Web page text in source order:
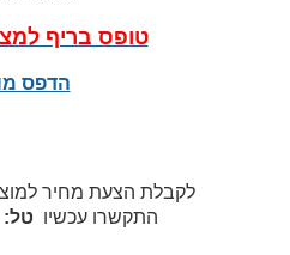
טופס בריף
הדפס
לקבלת הצעת מחיר
התקשרו עכשיו טל: 077-3004230